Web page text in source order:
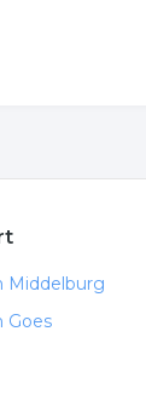
Middelburg
Goes